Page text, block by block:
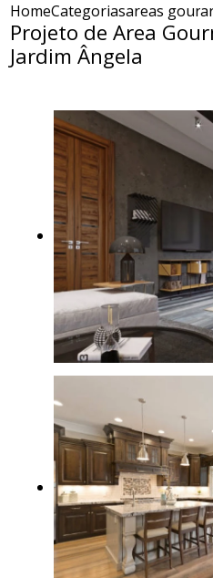
HomeCategoriasareas
Projeto de Area
Jardim Ângela